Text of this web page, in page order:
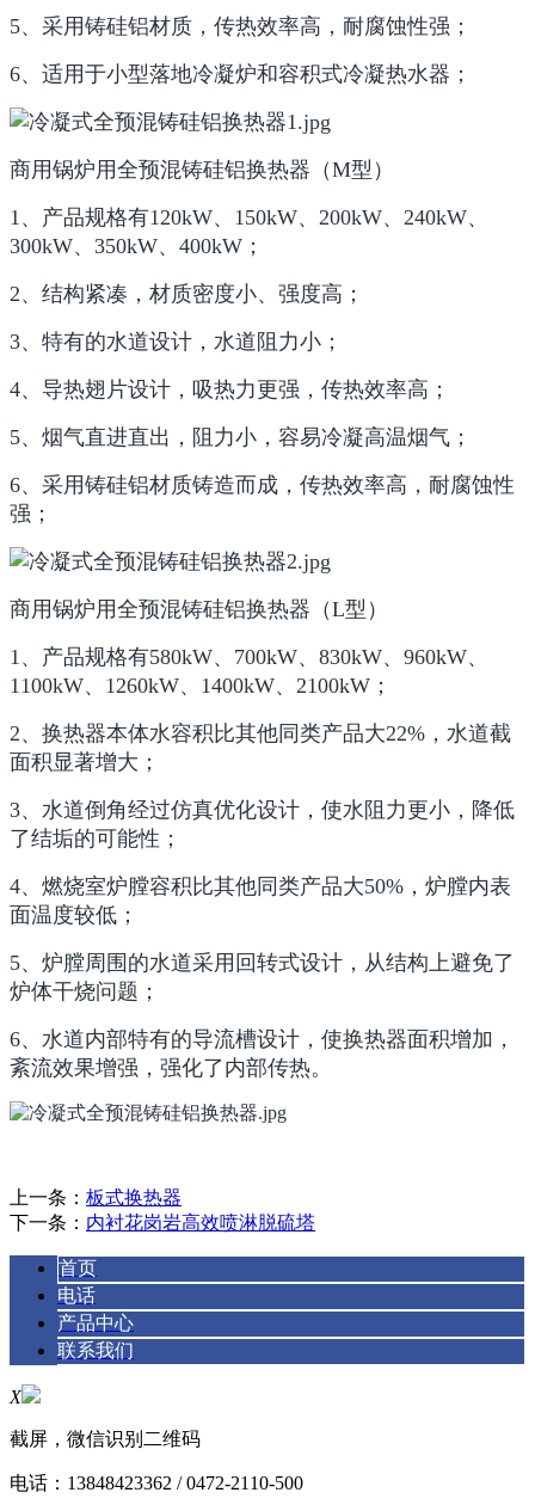
5、采用铸硅铝材质，传热效率高，耐腐蚀性强；
6、适用于小型落地冷凝炉和容积式冷凝热水器；
商用锅炉用全预混铸硅铝换热器（M型）
1、产品规格有120kW、150kW、200kW、240kW、
300kW、350kW、400kW；
2、结构紧凑，材质密度小、强度高；
3、特有的水道设计，水道阻力小；
4、导热翅片设计，吸热力更强，传热效率高；
5、烟气直进直出，阻力小，容易冷凝高温烟气；
6、采用铸硅铝材质铸造而成，传热效率高，耐腐蚀性
强；
商用锅炉用全预混铸硅铝换热器（L型）
1、产品规格有580kW、700kW、830kW、960kW、
1100kW、1260kW、1400kW、2100kW；
2、换热器本体水容积比其他同类产品大22%，水道截
面积显著增大；
3、水道倒角经过仿真优化设计，使水阻力更小，降低
了结垢的可能性；
4、燃烧室炉膛容积比其他同类产品大50%，炉膛内表
面温度较低；
5、炉膛周围的水道采用回转式设计，从结构上避免了
炉体干烧问题；
6、水道内部特有的导流槽设计，使换热器面积增加，
紊流效果增强，强化了内部传热。
上一条： 板式换热器
下一条： 内衬花岗岩高效喷淋脱硫塔
首页
电话
产品中心
联系我们
X
截屏，微信识别二维码
电话： 13848423362 / 0472-2110-500